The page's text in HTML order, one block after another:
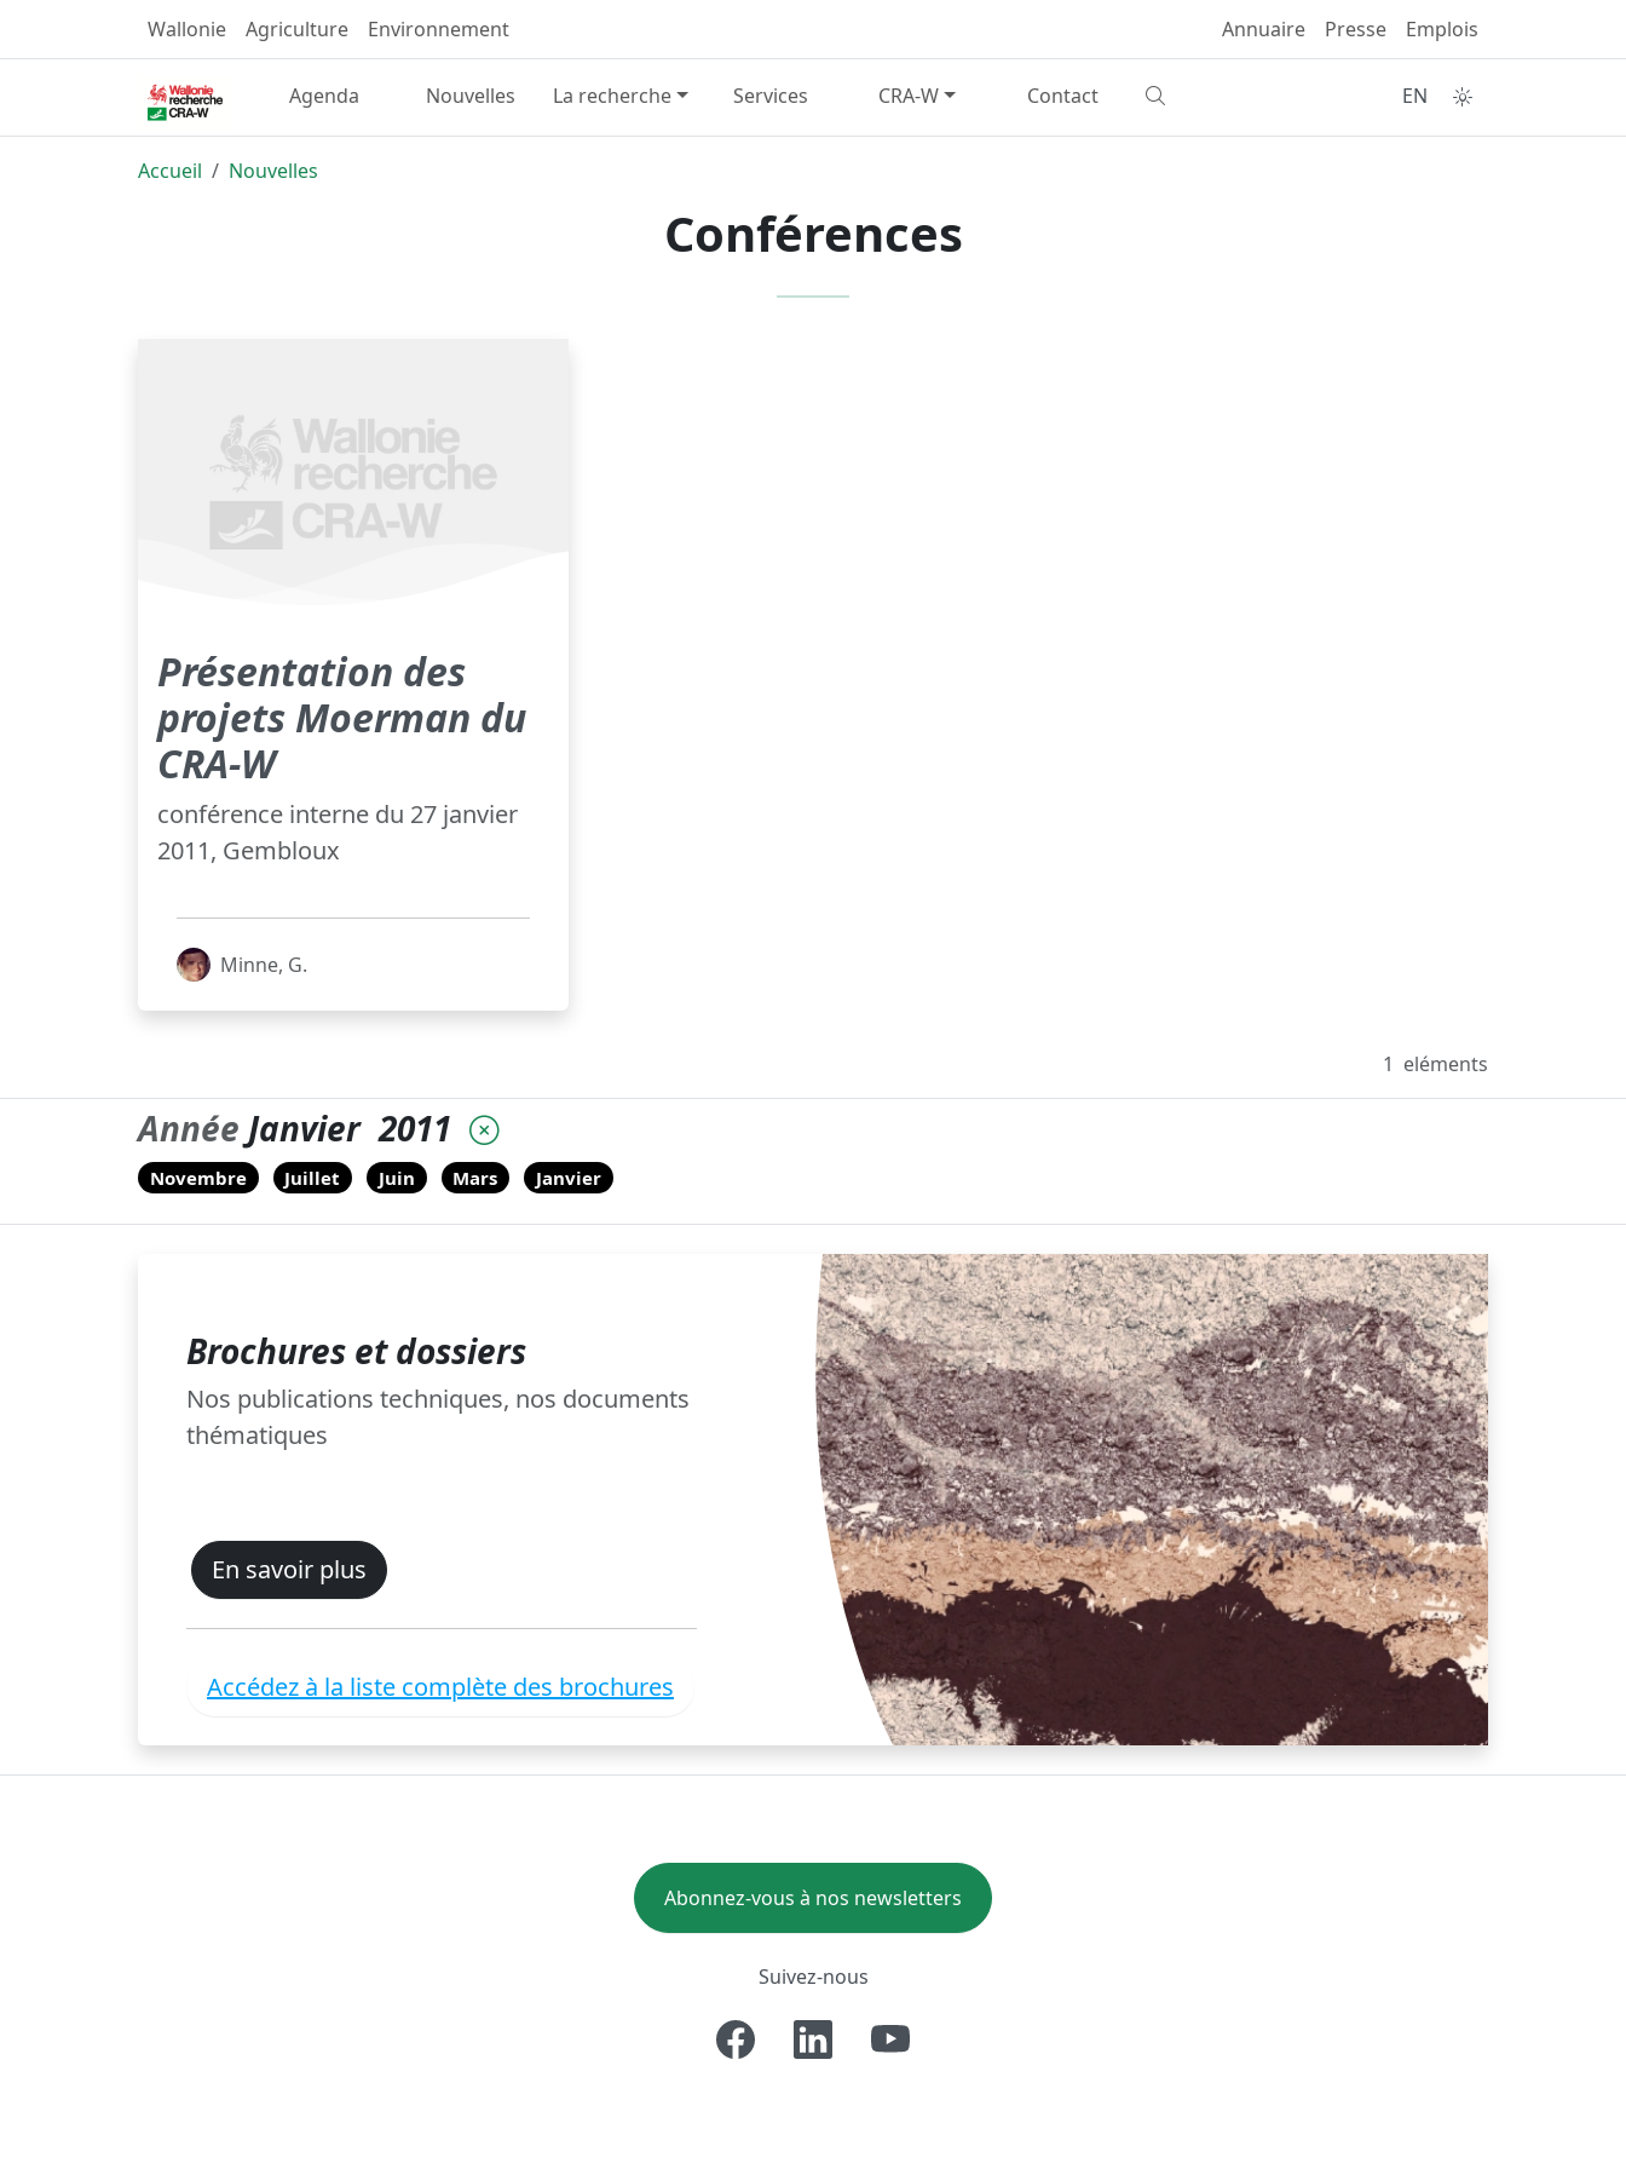
Wallonie Agriculture Environnement Annuaire Presse Emplois
Agenda Nouvelles La recherche Services CRA-W Contact EN
Accueil Nouvelles
Conférences
Présentation des
projets Moerman du
CRA-W
conférence interne du 27 janvier
2011, Gembloux
Minne, G.
1 eléments
Année Janvier 2011
Novembre Juillet Juin Mars Janvier
Brochures et dossiers
Nos publications techniques, nos documents
thématiques
En savoir plus
Accédez à la liste complète des brochures
Abonnez-vous à nos newsletters
Suivez-nous